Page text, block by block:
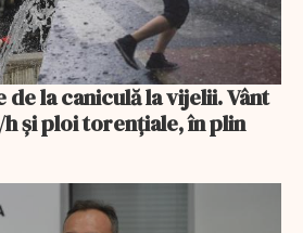
la caniculă la vijelii. Vânt
h și ploi torențiale, în plin